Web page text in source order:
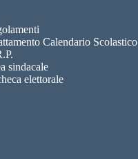
Calendario Scolastico
sindacale
elettorale